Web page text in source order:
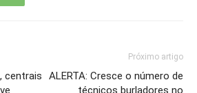
centrais
Próximo artigo
ALERTA: Cresce o número de
técnicos burladores no